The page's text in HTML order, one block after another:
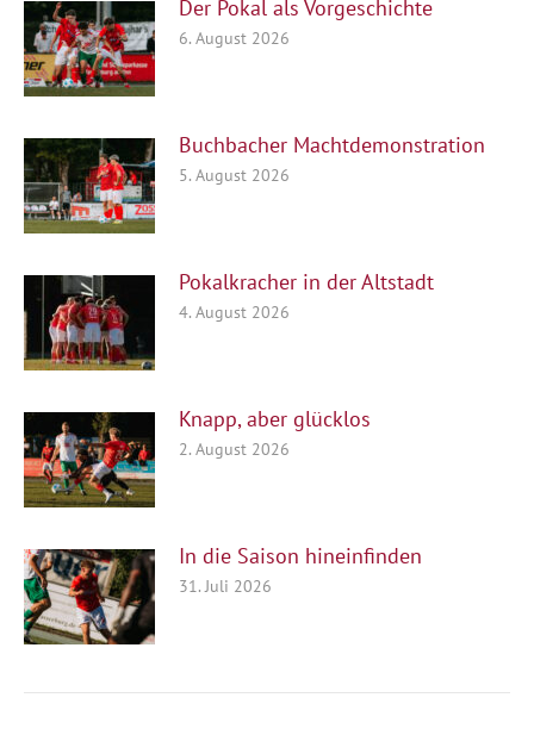
Der Pokal als Vorgeschichte
6. August 2026
Buchbacher Machtdemonstration
5. August 2026
Pokalkracher in der Altstadt
4. August 2026
Knapp, aber glücklos
2. August 2026
In die Saison hineinfinden
31. Juli 2026